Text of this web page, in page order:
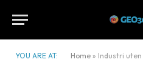
YOU ARE AT: Home » Industri